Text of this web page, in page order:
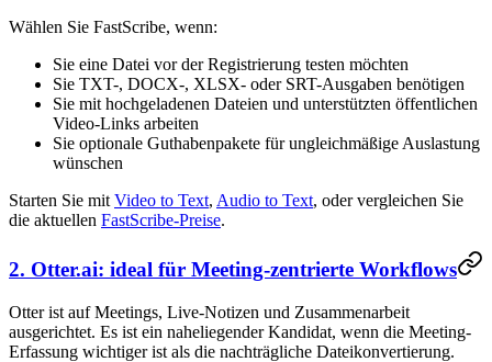
Wählen Sie FastScribe, wenn:
Sie eine Datei vor der Registrierung testen möchten
Sie TXT-, DOCX-, XLSX- oder SRT-Ausgaben benötigen
Sie mit hochgeladenen Dateien und unterstützten öffentlichen
Video-Links arbeiten
Sie optionale Guthabenpakete für ungleichmäßige Auslastung
wünschen
Starten Sie mit Video to Text, Audio to Text, oder vergleichen Sie
die aktuellen FastScribe-Preise.
2. Otter.ai: ideal für Meeting-zentrierte Workflows
Otter ist auf Meetings, Live-Notizen und Zusammenarbeit
ausgerichtet. Es ist ein naheliegender Kandidat, wenn die Meeting-
Erfassung wichtiger ist als die nachträgliche Dateikonvertierung.